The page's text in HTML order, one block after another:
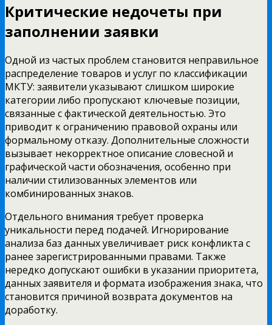
Критические недочеты при
заполнении заявки
Одной из частых проблем становится неправильное
распределение товаров и услуг по классификации
МКТУ: заявители указывают слишком широкие
категории либо пропускают ключевые позиции,
связанные с фактической деятельностью. Это
приводит к ограничению правовой охраны или
формальному отказу. Дополнительные сложности
вызывает некорректное описание словесной и
графической части обозначения, особенно при
наличии стилизованных элементов или
комбинированных знаков.
Отдельного внимания требует проверка
уникальности перед подачей. Игнорирование
анализа баз данных увеличивает риск конфликта с
ранее зарегистрированными правами. Также
нередко допускают ошибки в указании приоритета,
данных заявителя и формата изображения знака, что
становится причиной возврата документов на
доработку.